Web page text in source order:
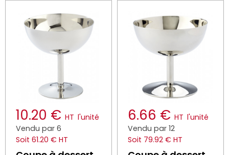
10.20 € HT l'unité
Vendu par 6
Soit 61.20 € HT
6.66 € HT l'unité
Vendu par 12
Soit 79.92 € HT